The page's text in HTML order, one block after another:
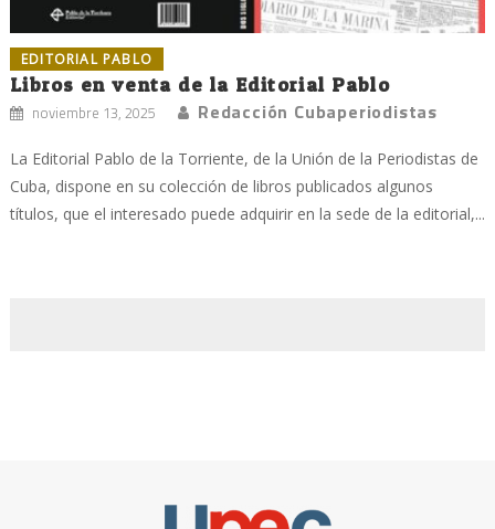
EDITORIAL PABLO
Libros en venta de la Editorial Pablo
noviembre 13, 2025 Redacción Cubaperiodistas
La Editorial Pablo de la Torriente, de la Unión de la Periodistas de
Cuba, dispone en su colección de libros publicados algunos
títulos, que el interesado puede adquirir en la sede de la editorial,...